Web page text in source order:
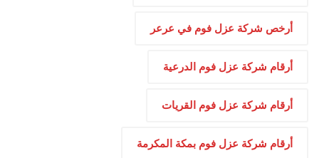
أرخص شركة عزل فوم في عرعر
أرقام شركة عزل فوم الدرعية
أرقام شركة عزل فوم القريات
أرقام شركة عزل فوم بمكة المكرمة